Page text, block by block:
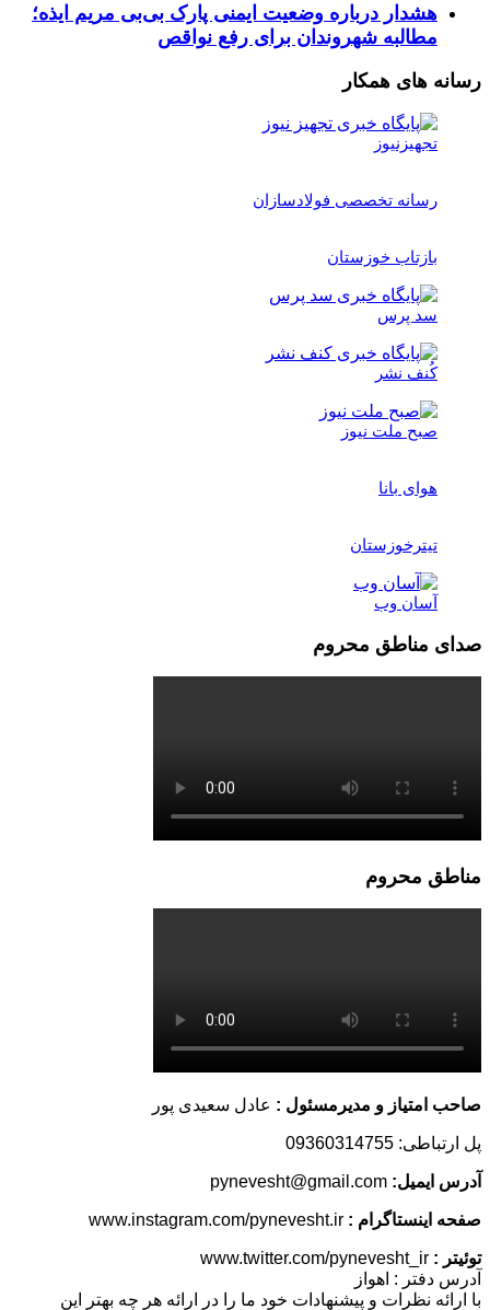
هشدار درباره وضعیت ایمنی پارک بی‌بی مریم ایذه؛
مطالبه شهروندان برای رفع نواقص
رسانه های همکار
تجهیزنیوز
رسانه تخصصی فولادسازان
بازتاب خوزستان
سد پرس
کُنف نشر
صبح ملت نیوز
هوای بانا
تیترخوزستان
آسان وب
صدای مناطق محروم
مناطق محروم
صاحب امتیاز و مدیرمسئول : عادل سعیدی پور
پل ارتباطی: 09360314755
آدرس ایمیل:
صفحه اینستاگرام :
توئیتر :
آدرس دفتر : اهواز
با ارائه نظرات و پیشنهادات خود ما را در ارائه هر چه بهتر این